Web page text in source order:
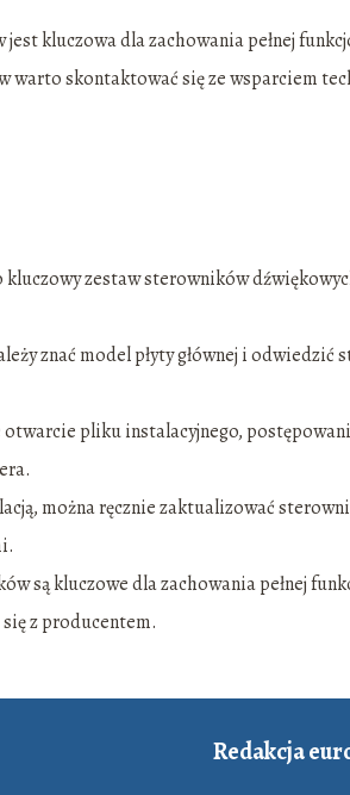
kluczowa dla zachowania pełnej
warto skontaktować się ze wsparciem
zestaw sterowników
znać model płyty głównej i odwiedzić
pliku instalacyjnego,
można ręcznie zaktualizować
są kluczowe dla zachowania pełnej
z producentem.
Redakcja